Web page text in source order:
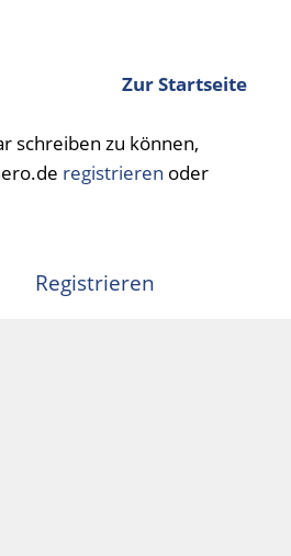
Zur Startseite
schreiben zu können,
registrieren oder
Registrieren